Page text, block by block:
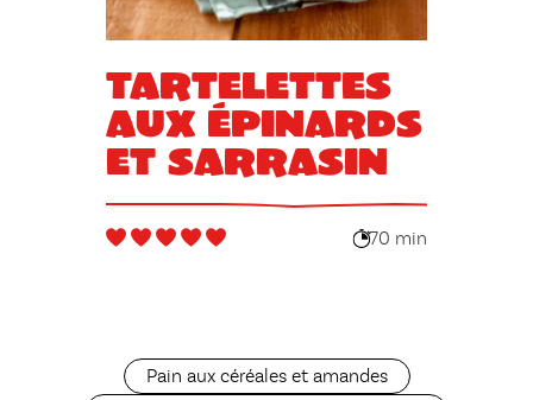
Tartelettes
aux épinards
et sarrasin
70 min
Pain aux céréales et amandes